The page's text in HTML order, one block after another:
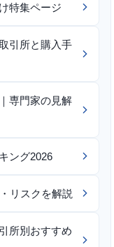
特集ページ
引所と購入手
専門家の見解
ング2026
リスクを解説
所別おすすめ